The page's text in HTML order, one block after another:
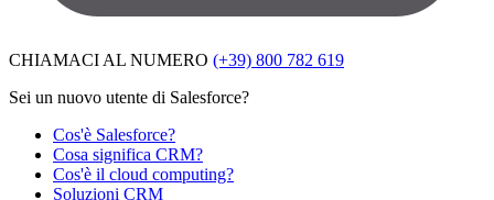
CHIAMACI AL NUMERO (+39) 800 782 619
Sei un nuovo utente di Salesforce?
Cos'è Salesforce?
Cosa significa CRM?
Cos'è il cloud computing?
Soluzioni CRM